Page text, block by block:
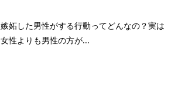
嫉妬した男性がする行動ってどんなの？実は
女性よりも男性の方が...